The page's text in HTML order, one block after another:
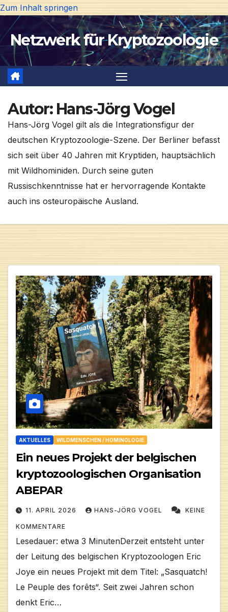
Zum Inhalt springen
Netzwerk für Kryptozoologie
Autor: Hans-Jörg Vogel
Hans-Jörg Vogel gilt als die Integrationsfigur der
deutschen Kryptozoologie-Szene. Der Berliner befasst
sich seit über 40 Jahren mit Kryptiden, hauptsächlich
mit Wildhominiden. Durch seine guten
Russischkenntnisse hat er hervorragende Kontakte
auch ins osteuropäische Ausland.
AKTUELLES WILDMENSCHEN / HOMINOLOGIE
Ein neues Projekt der belgischen
kryptozoologischen Organisation
ABEPAR
11. APRIL 2026 HANS-JÖRG VOGEL KEINE
KOMMENTARE
Lesedauer: etwa 3 MinutenDerzeit entsteht unter
der Leitung des belgischen Kryptozoologen Eric
Joye ein neues Projekt mit dem Titel: „Sasquatch!
Le Peuple des forêts“. Seit zwei Jahren schon
denkt Eric…